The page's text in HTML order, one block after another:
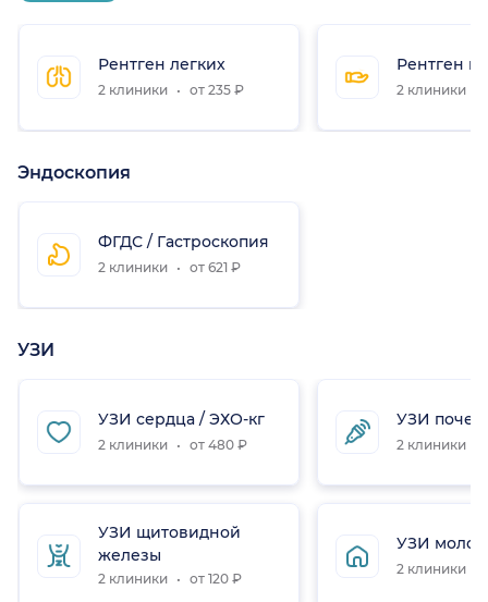
Рентген легких
2 клиники от 235 ₽
Рентген
2 клиники
Эндоскопия
ФГДС / Гастроскопия
2 клиники от 621 ₽
УЗИ
УЗИ сердца / ЭХО-кг
2 клиники от 480 ₽
УЗИ щитовидной
железы
2 клиники от 120 ₽
УЗИ почек
2 клиники
УЗИ
2 клиники